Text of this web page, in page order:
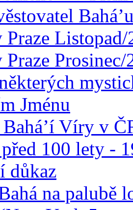
Praze
Praze Prosinec/
Jménu
Víry v
před 100 lety -
důkaz
na palubě